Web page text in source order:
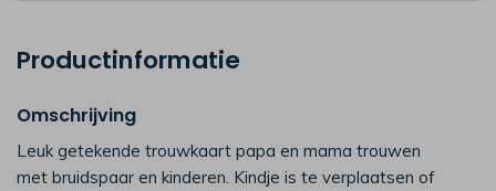
Productinformatie
Omschrijving
Leuk getekende trouwkaart papa en mama trouwen
met bruidspaar en kinderen. Kindje is te verplaatsen of